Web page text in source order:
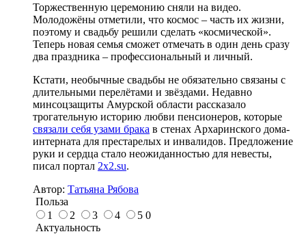
Торжественную церемонию сняли на видео.
Молодожёны отметили, что космос – часть их жизни,
поэтому и свадьбу решили сделать «космической».
Теперь новая семья сможет отмечать в один день сразу
два праздника – профессиональный и личный.
Кстати, необычные свадьбы не обязательно связаны с
длительными перелётами и звёздами. Недавно
минсоцзащиты Амурской области рассказало
трогательную историю любви пенсионеров, которые
связали себя узами брака в стенах Архаринского дома-
интерната для престарелых и инвалидов. Предложение
руки и сердца стало неожиданностью для невесты,
писал портал 2x2.su.
Автор: Татьяна Рябова
Польза
1
2 3 4 5 0
Актуальность